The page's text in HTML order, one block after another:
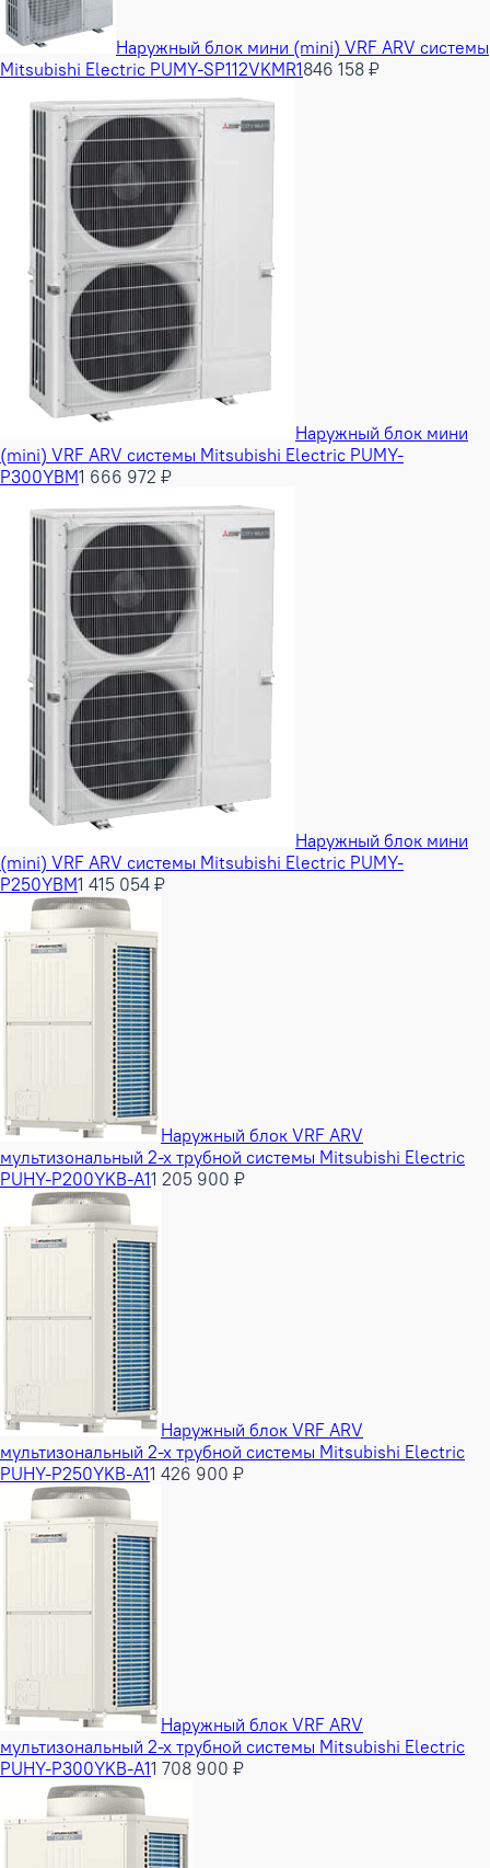
Наружный блок мини (mini) VRF ARV системы
Mitsubishi Electric PUMY-SP112VKMR1846 158 ₽
Наружный блок мини
(mini) VRF ARV системы Mitsubishi Electric PUMY-
P300YBM1 666 972 ₽
Наружный блок мини
(mini) VRF ARV системы Mitsubishi Electric PUMY-
P250YBM1 415 054 ₽
Наружный блок VRF ARV
мультизональный 2-х трубной системы Mitsubishi Electric
PUHY-P200YKB-A11 205 900 ₽
Наружный блок VRF ARV
мультизональный 2-х трубной системы Mitsubishi Electric
PUHY-P250YKB-A11 426 900 ₽
Наружный блок VRF ARV
мультизональный 2-х трубной системы Mitsubishi Electric
PUHY-P300YKB-A11 708 900 ₽